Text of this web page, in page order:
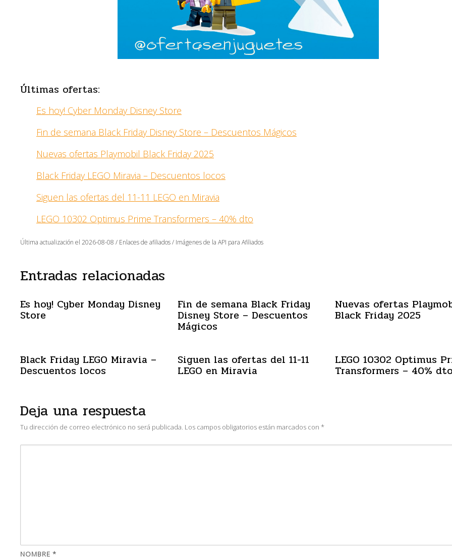
Últimas ofertas:
Es hoy! Cyber Monday Disney Store
Fin de semana Black Friday Disney Store – Descuentos Mágicos
Nuevas ofertas Playmobil Black Friday 2025
Black Friday LEGO Miravia – Descuentos locos
Siguen las ofertas del 11-11 LEGO en Miravia
LEGO 10302 Optimus Prime Transformers – 40% dto
Última actualización el 2026-08-08 / Enlaces de afiliados / Imágenes de la API para Afiliados
Entradas relacionadas
Es hoy! Cyber Monday Disney
Store
Fin de semana Black Friday
Disney Store – Descuentos
Mágicos
Nuevas ofertas
Black Friday 2025
Black Friday LEGO Miravia –
Descuentos locos
Siguen las ofertas del 11-11
LEGO en Miravia
LEGO 10302 Optimus
Transformers – 40%
Deja una respuesta
Tu dirección de correo electrónico no será publicada. Los campos obligatorios están marcados con *
NOMBRE *